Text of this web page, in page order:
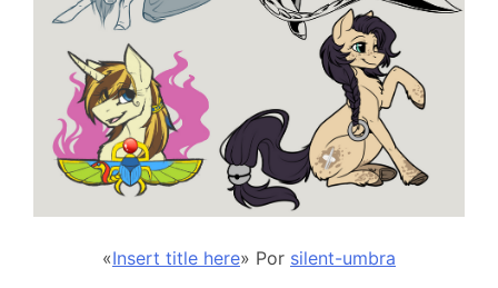
«Insert title here» Por silent-umbra